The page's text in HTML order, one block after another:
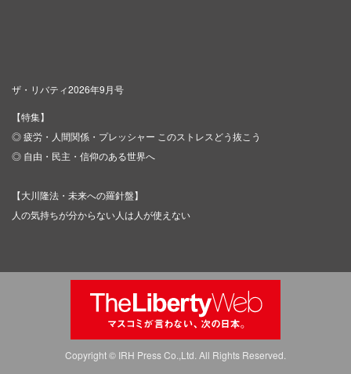
ザ・リバティ2026年9月号
【特集】
◎ 疲労・人間関係・プレッシャー このストレスどう抜こう
◎ 自由・民主・信仰のある世界へ
【大川隆法・未来への羅針盤】
人の気持ちが分からない人は人が使えない
Copyright © IRH Press Co.,Ltd. All Rights Reserved.